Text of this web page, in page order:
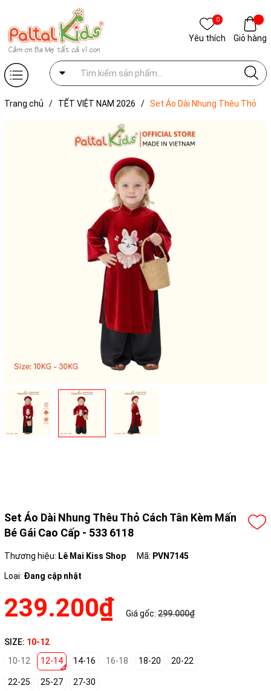
0
Yêu thích Giỏ hàng
Trang chủ / TẾT VIỆT NAM 2026 / Set Áo Dài Nhung Thêu Thỏ
Set Áo Dài Nhung Thêu Thỏ Cách Tân Kèm Mấn
Bé Gái Cao Cấp - 533 6118
Thương hiệu: Lê Mai Kiss Shop Mã: PVN7145
Loại: Đang cập nhật
239.200₫ Giá gốc: 299.000₫
SIZE: 10-12
10-12
12-14 14-16 16-18 18-20 20-22
22-25 25-27 27-30